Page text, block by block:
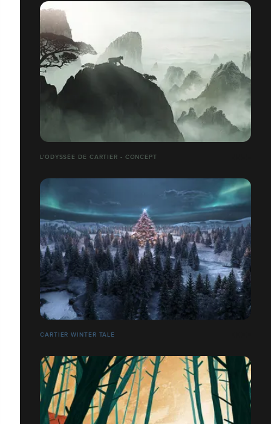
L'ODYSSÉE DE CARTIER - CONCEPT
CARTIER WINTER TALE